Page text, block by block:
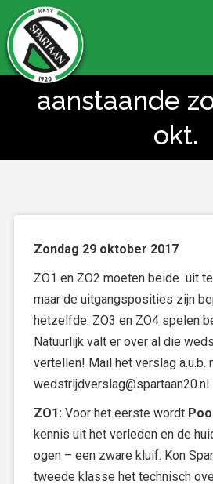
aanstaande
okt.
Zondag 29 oktober 2017
ZO1 en ZO2 moeten beide uit
maar de uitgangsposities zijn
hetzelfde. ZO3 en ZO4 spelen
Natuurlijk valt er over al die
vertellen! Mail het verslag a.u.b.
wedstrijdverslag@spartaan20.nl
ZO1: Voor het eerste wordt
kennis uit het verleden en de
ogen – een zware kluif. Kon
tweede klasse het technisch